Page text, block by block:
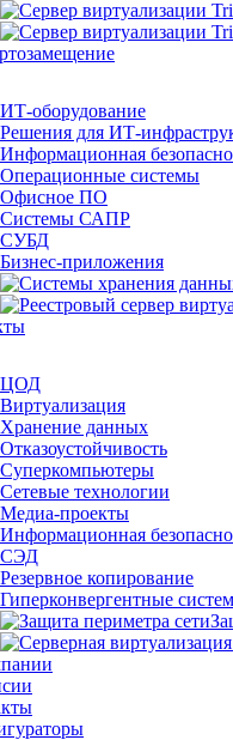
ИТ-оборудование
Решения для ИТ-
Информационная
Операционные системы
Офисное ПО
Системы САПР
СУБД
Бизнес-приложения
ЦОД
Виртуализация
Хранение данных
Отказоустойчивость
Суперкомпьютеры
Сетевые технологии
Медиа-проекты
Информационная
СЭД
Резервное копирование
Гиперконвергентные